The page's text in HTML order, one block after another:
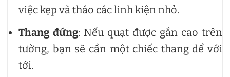
việc kẹp và tháo các linh kiện nhỏ.
Thang đứng: Nếu quạt được gắn cao trên
tường, bạn sẽ cần một chiếc thang để với
tới.